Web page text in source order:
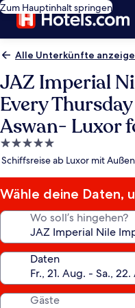
Zum Hauptinhalt springen
Alle Unterkünfte
JAZ Imperial
Every
Aswan- Luxor
5.0-
Sterne-
Schiffsreise ab Luxor mit
Wähle deine Daten,
Wo soll’s hingehen?
Daten
Gäste